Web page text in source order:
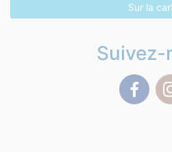
Sur la
Suivez-